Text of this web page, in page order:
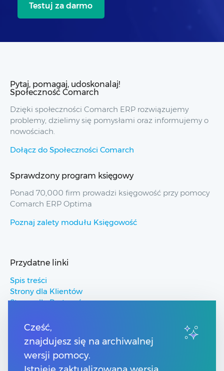
Testuj za darmo
Pytaj, pomagaj, udoskonalaj!
Społeczność Comarch
Dzięki społeczności Comarch ERP rozwiązujemy
problemy, dzielimy się pomysłami oraz informujemy o
nowościach.
Dołącz do Społeczności Comarch
Sprawdzony program księgowy
Ponad 70,000 firm prowadzi księgowość przy pomocy
Comarch ERP Optima
Poznaj zalety modułu Księgowość
Przydatne linki
Spis treści
Strony dla Klientów
Strony dla Partnerów
Pomoc Comarch Betterfly
Pomoc Comarch HRM
Cześć,
znajdujesz się na archiwalnej
wersji pomocy.